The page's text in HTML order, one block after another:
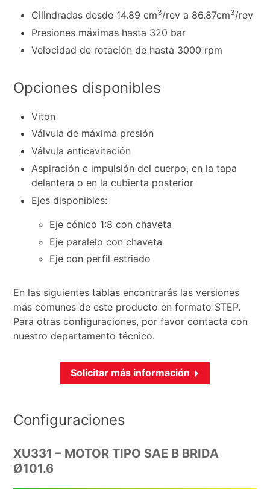
Cilindradas desde 14.89 cm3/rev a 86.87cm3/rev
Presiones máximas hasta 320 bar
Velocidad de rotación de hasta 3000 rpm
Opciones disponibles
Viton
Válvula de máxima presión
Válvula anticavitación
Aspiración e impulsión del cuerpo, en la tapa
delantera o en la cubierta posterior
Ejes disponibles:
Eje cónico 1:8 con chaveta
Eje paralelo con chaveta
Eje con perfil estriado
En las siguientes tablas encontrarás las versiones
más comunes de este producto en formato STEP.
Para otras configuraciones, por favor contacta con
nuestro departamento técnico.
Solicitar más información
Configuraciones
XU331 – MOTOR TIPO SAE B BRIDA
Ø101.6